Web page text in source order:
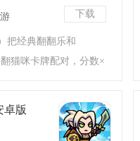
下载
把经典翻翻乐和
猫咪卡牌配对，分数×
、经济、续航等多种流
卓版